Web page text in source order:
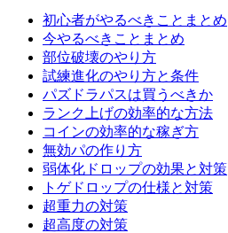
初心者がやるべきことまとめ
今やるべきことまとめ
部位破壊のやり方
試練進化のやり方と条件
パズドラパスは買うべきか
ランク上げの効率的な方法
コインの効率的な稼ぎ方
無効パの作り方
弱体化ドロップの効果と対策
トゲドロップの仕様と対策
超重力の対策
超高度の対策